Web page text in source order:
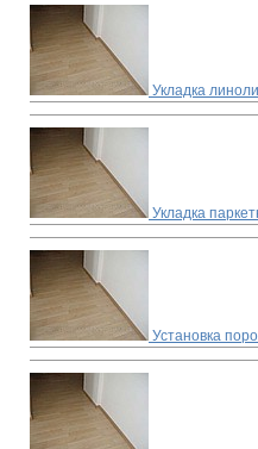
Укладка
Укладка
Установка